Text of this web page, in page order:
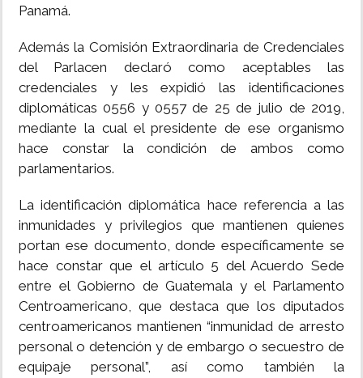
Panamá.
Además la Comisión Extraordinaria de Credenciales
del Parlacen declaró como aceptables las
credenciales y les expidió las identificaciones
diplomáticas 0556 y 0557 de 25 de julio de 2019,
mediante la cual el presidente de ese organismo
hace constar la condición de ambos como
parlamentarios.
La identificación diplomática hace referencia a las
inmunidades y privilegios que mantienen quienes
portan ese documento, donde específicamente se
hace constar que el artículo 5 del Acuerdo Sede
entre el Gobierno de Guatemala y el Parlamento
Centroamericano, que destaca que los diputados
centroamericanos mantienen “inmunidad de arresto
personal o detención y de embargo o secuestro de
equipaje personal”, así como también la